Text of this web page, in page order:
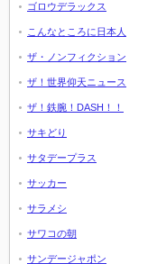
ゴロウデラックス
こんなところに日本人
ザ・ノンフィクション
ザ！世界仰天ニュース
ザ！鉄腕！DASH！！
サキどり
サタデープラス
サッカー
サラメシ
サワコの朝
サンデージャポン